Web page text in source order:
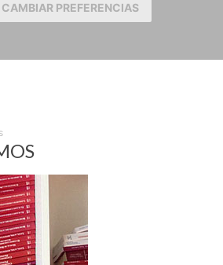
CAMBIAR PREFERENCIAS